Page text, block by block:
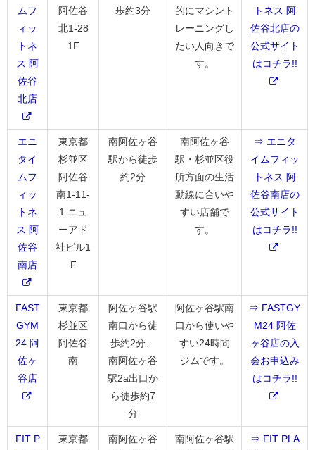
ムフ
ィッ
トネ
ス 阿
佐谷
北店
阿佐谷
北1-28
1F
歩約3分
的にマシント
レーニングし
たい人向きで
す。
トネス 阿
佐谷北店の
公式サイト
はコチラ!!
エニ
タイ
ムフ
ィッ
トネ
ス 阿
佐谷
南店
東京都
杉並区
阿佐谷
南1-11-
1 ニュ
ーアド
社ビル1
F
南阿佐ヶ谷
駅から徒歩
約2分
南阿佐ヶ谷
駅・杉並区役
所方面の生活
動線に合いや
すい店舗で
す。
⇒ エニタ
イムフィッ
トネス 阿
佐谷南店の
公式サイト
はコチラ!!
FAST
GYM
24 阿
佐ヶ
谷店
東京都
杉並区
阿佐谷
南
阿佐ヶ谷駅
南口から徒
歩約2分、
南阿佐ヶ谷
駅2a出口か
ら徒歩約7
分
阿佐ヶ谷駅南
口から使いや
すい24時間
ジムです。
⇒ FASTGY
M24 阿佐
ヶ谷店の入
会お申込み
はコチラ!!
FIT P
東京都
南阿佐ヶ谷
南阿佐ヶ谷駅
⇒ FIT PLA